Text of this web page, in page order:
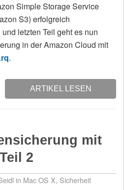
Simple Storage Service
S3) erfolgreich
letzten Teil geht es nun
in der Amazon Cloud mit
.
ARTIKEL LESEN
mit
2
in Mac OS X, Sicherheit